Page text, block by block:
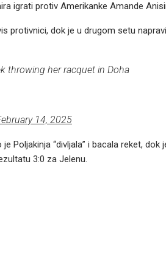
igrati protiv Amerikanke Amande
protivnici, dok je u drugom setu
throwing her racquet in Doha
14, 2025
Poljakinja “divljala” i bacala reket, dok
3:0 za Jelenu.